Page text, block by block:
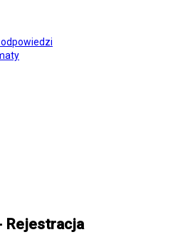
Rejestracja